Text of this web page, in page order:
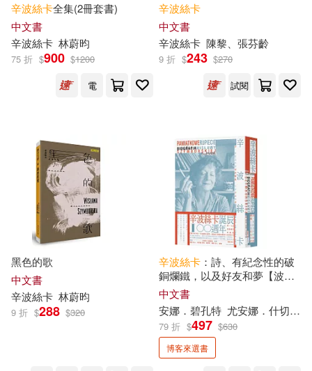
辛波絲卡(6)
維斯瓦娃·辛波絲卡(2)
尤安娜．什切斯納(1)
愛麗絲・米蘭尼(1)
出版社
寶瓶文化(2) 時報出版(2)
黑體文化(2)
辛波絲卡全集(2冊套書)
中文書
辛波絲卡 林蔚昀
75 折 $900 $1200
電
辛波絲卡
中文書
辛波絲卡 陳黎、張芬齡
9 折 $243 $270
試閱
黑色的歌
中文書
辛波絲卡 林蔚昀
9 折 $288 $320
辛波絲卡 ：詩、有紀念性的破
銅爛鐵，以及好友和夢【波蘭
文直譯，收錄八十六幅珍貴照
片及明信片，唯一完整傳記珍
藏版】
中文書
安娜．碧孔特 尤安娜．什切斯納
79 折 $497 $630
博客來選書